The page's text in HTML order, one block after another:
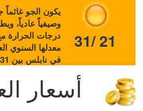
يكون الجو
وصيفياً عادياً،
درجات الحرارة
معدلها السنوي
في نابلس بين 31 نهاراً و21 ليلاً.
31/ 21
أسعار